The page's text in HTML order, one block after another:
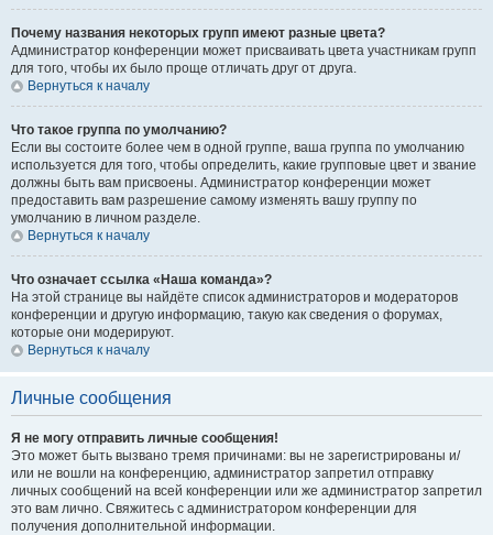
Почему названия некоторых групп имеют разные цвета?
Администратор конференции может присваивать цвета участникам групп
для того, чтобы их было проще отличать друг от друга.
Вернуться к началу
Что такое группа по умолчанию?
Если вы состоите более чем в одной группе, ваша группа по умолчанию
используется для того, чтобы определить, какие групповые цвет и звание
должны быть вам присвоены. Администратор конференции может
предоставить вам разрешение самому изменять вашу группу по
умолчанию в личном разделе.
Вернуться к началу
Что означает ссылка «Наша команда»?
На этой странице вы найдёте список администраторов и модераторов
конференции и другую информацию, такую как сведения о форумах,
которые они модерируют.
Вернуться к началу
Личные сообщения
Я не могу отправить личные сообщения!
Это может быть вызвано тремя причинами: вы не зарегистрированы и/
или не вошли на конференцию, администратор запретил отправку
личных сообщений на всей конференции или же администратор запретил
это вам лично. Свяжитесь с администратором конференции для
получения дополнительной информации.